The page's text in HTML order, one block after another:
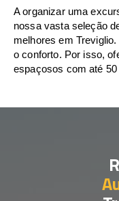
A organizar uma
nossa vasta seleção
melhores em
o conforto. Por isso,
espaçosos com até 50